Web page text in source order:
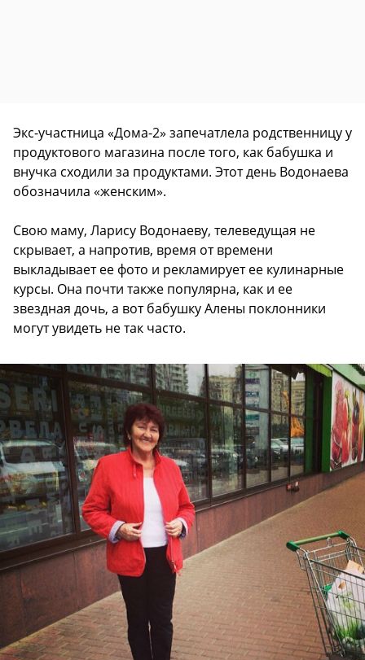
Экс-участница «Дома-2» запечатлела родственницу у
продуктового магазина после того, как бабушка и
внучка сходили за продуктами. Этот день Водонаева
обозначила «женским».
Свою маму, Ларису Водонаеву, телеведущая не
скрывает, а напротив, время от времени
выкладывает ее фото и рекламирует ее кулинарные
курсы. Она почти также популярна, как и ее
звездная дочь, а вот бабушку Алены поклонники
могут увидеть не так часто.